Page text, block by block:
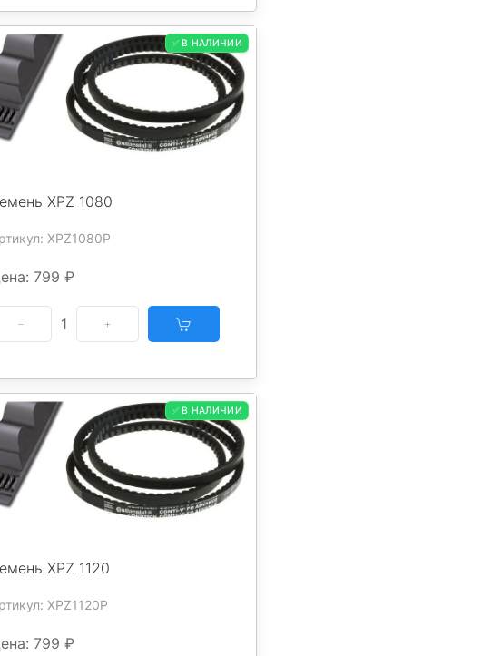
✅ В НАЛИЧИИ
XPZ 1080
XPZ1080P
799 ₽
1
✅ В НАЛИЧИИ
XPZ 1120
XPZ1120P
799 ₽